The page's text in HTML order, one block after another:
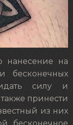
нанесение на
бесконечных
силу и
также принести
из них